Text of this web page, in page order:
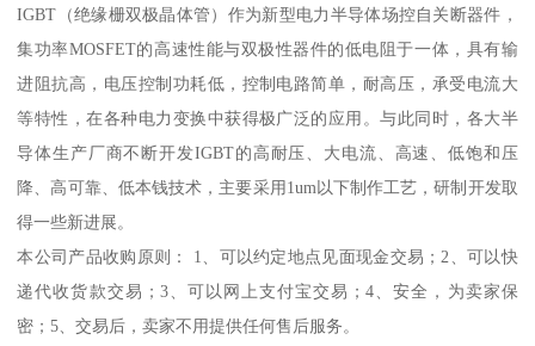
IGBT（绝缘栅双极晶体管）作为新型电力半导体场控自关断器件，
集功率MOSFET的高速性能与双极性器件的低电阻于一体，具有输
进阻抗高，电压控制功耗低，控制电路简单，耐高压，承受电流大
等特性，在各种电力变换中获得极广泛的应用。与此同时，各大半
导体生产厂商不断开发IGBT的高耐压、大电流、高速、低饱和压
降、高可靠、低本钱技术，主要采用1um以下制作工艺，研制开发取
得一些新进展。
本公司产品收购原则： 1、可以约定地点见面现金交易；2、可以快
递代收货款交易；3、可以网上支付宝交易；4、安全，为卖家保
密；5、交易后，卖家不用提供任何售后服务。